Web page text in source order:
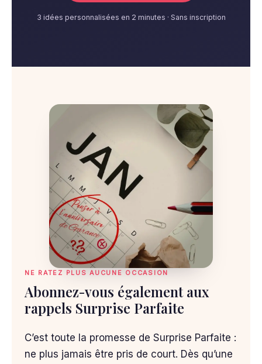
3 idées personnalisées en 2 minutes · Sans inscription
NE RATEZ PLUS AUCUNE OCCASION
Abonnez-vous également aux
rappels Surprise Parfaite
C’est toute la promesse de Surprise Parfaite :
ne plus jamais être pris de court. Dès qu’une